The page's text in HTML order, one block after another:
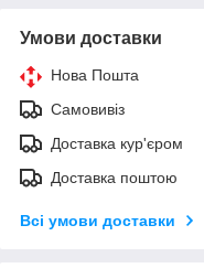
Умови доставки
Нова Пошта
Самовивіз
Доставка кур'єром
Доставка поштою
Всі умови доставки